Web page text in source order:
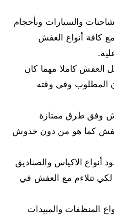
والسيارات وبأحجام
كافة أنواع العفش
العفش كاملا مهما كان
المطلوب وفي وقته
وفق طرق ممتازة
كما هو من دون خدوش
أنواع الاكياس والصناديق
لكي تتلاءم مع العفش في
المنظفات والمبيدات